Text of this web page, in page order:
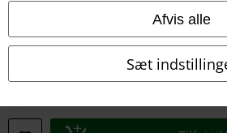
Afvis alle
Sæt
EMP France